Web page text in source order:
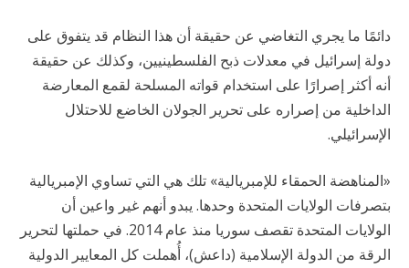
دائمًا ما يجري التغاضي عن حقيقة أن هذا النظام قد يتفوق على
دولة إسرائيل في معدلات ذبح الفلسطينيين، وكذلك عن حقيقة
أنه أكثر إصرارًا على استخدام قواته المسلحة لقمع المعارضة
الداخلية من إصراره على تحرير الجولان الخاضع للاحتلال
الإسرائيلي.
«المناهضة الحمقاء للإمبريالية» تلك هي التي تساوي الإمبريالية
بتصرفات الولايات المتحدة وحدها. يبدو أنهم غير واعين أن
الولايات المتحدة تقصف سوريا منذ عام 2014. في حملتها لتحرير
الرقة من الدولة الإسلامية (داعش)، أُهملت كل المعايير الدولية